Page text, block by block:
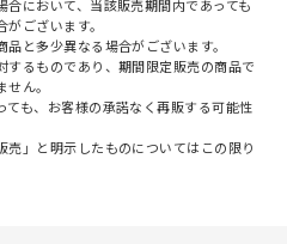
において、当該販売期間内であっても
ございます。
と多少異なる場合がございます。
るものであり、期間限定販売の商品で
ん。
も、お客様の承諾なく再販する可能性
」と明示したものについてはこの限り